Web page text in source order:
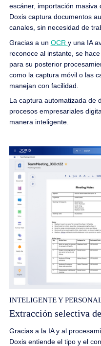
escáner, importación masiva
Doxis captura documentos
canales, sin necesidad de
Gracias a un OCR y una IA
reconoce al instante, se
para su posterior
como la captura móvil o las
manejan con facilidad.
La captura automatizada de
procesos empresariales
manera inteligente.
INTELIGENTE Y
Extracción selectiva
Gracias a la IA y al
Doxis entiende el tipo y el